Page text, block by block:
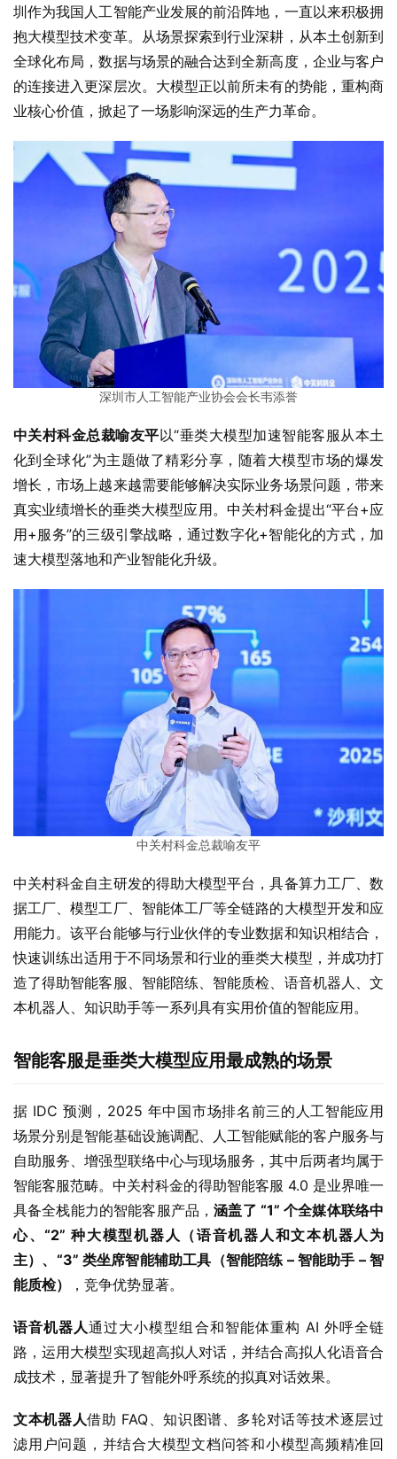
圳作为我国人工智能产业发展的前沿阵地，一直以来积极拥
抱大模型技术变革。从场景探索到行业深耕，从本土创新到
全球化布局，数据与场景的融合达到全新高度，企业与客户
的连接进入更深层次。大模型正以前所未有的势能，重构商
业核心价值，掀起了一场影响深远的生产力革命。
深圳市人工智能产业协会会长韦添誉
中关村科金总裁喻友平以“垂类大模型加速智能客服从本土
化到全球化”为主题做了精彩分享，随着大模型市场的爆发
增长，市场上越来越需要能够解决实际业务场景问题，带来
真实业绩增长的垂类大模型应用。中关村科金提出“平台+应
用+服务”的三级引擎战略，通过数字化+智能化的方式，加
速大模型落地和产业智能化升级。
中关村科金总裁喻友平
中关村科金自主研发的得助大模型平台，具备算力工厂、数
据工厂、模型工厂、智能体工厂等全链路的大模型开发和应
用能力。该平台能够与行业伙伴的专业数据和知识相结合，
快速训练出适用于不同场景和行业的垂类大模型，并成功打
造了得助智能客服、智能陪练、智能质检、语音机器人、文
本机器人、知识助手等一系列具有实用价值的智能应用。
智能客服是垂类大模型应用最成熟的场景
据 IDC 预测，2025 年中国市场排名前三的人工智能应用
场景分别是智能基础设施调配、人工智能赋能的客户服务与
自助服务、增强型联络中心与现场服务，其中后两者均属于
智能客服范畴。中关村科金的得助智能客服 4.0 是业界唯一
具备全栈能力的智能客服产品，涵盖了 “1” 个全媒体联络中
心、“2” 种大模型机器人（语音机器人和文本机器人为
主）、“3” 类坐席智能辅助工具（智能陪练 – 智能助手 – 智
能质检）
，竞争优势显著。
语音机器人通过大小模型组合和智能体重构 AI 外呼全链
路，运用大模型实现超高拟人对话，并结合高拟人化语音合
成技术，显著提升了智能外呼系统的拟真对话效果。
文本机器人借助 FAQ、知识图谱、多轮对话等技术逐层过
滤用户问题，并结合大模型文档问答和小模型高频精准回